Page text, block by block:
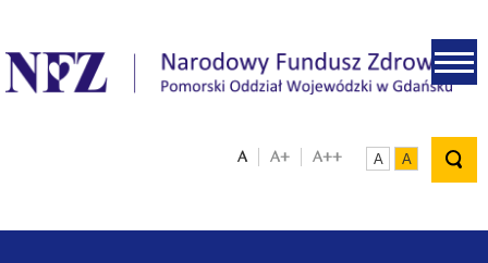
.
A A+ A++ A A